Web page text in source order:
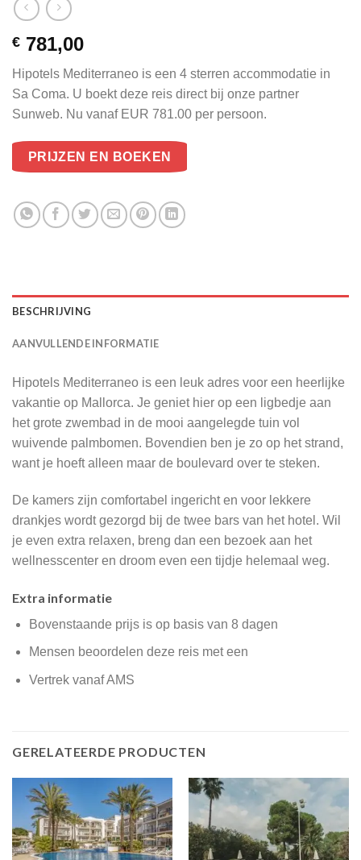
€ 781,00
Hipotels Mediterraneo is een 4 sterren accommodatie in
Sa Coma. U boekt deze reis direct bij onze partner
Sunweb. Nu vanaf EUR 781.00 per persoon.
PRIJZEN EN BOEKEN
BESCHRIJVING
AANVULLENDE INFORMATIE
Hipotels Mediterraneo is een leuk adres voor een heerlijke
vakantie op Mallorca. Je geniet hier op een ligbedje aan
het grote zwembad in de mooi aangelegde tuin vol
wuivende palmbomen. Bovendien ben je zo op het strand,
want je hoeft alleen maar de boulevard over te steken.
De kamers zijn comfortabel ingericht en voor lekkere
drankjes wordt gezorgd bij de twee bars van het hotel. Wil
je even extra relaxen, breng dan een bezoek aan het
wellnesscenter en droom even een tijdje helemaal weg.
Extra informatie
Bovenstaande prijs is op basis van 8 dagen
Mensen beoordelen deze reis met een
Vertrek vanaf AMS
GERELATEERDE PRODUCTEN